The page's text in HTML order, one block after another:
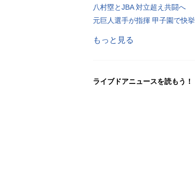
八村塁とJBA 対立超え共闘へ
元巨人選手が指揮 甲子園で快挙
もっと見る
ライブドアニュースを読もう！